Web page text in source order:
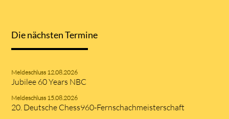
Die nächsten Termine
Meldeschluss 12.08.2026
Jubilee 60 Years NBC
Meldeschluss 15.08.2026
20. Deutsche Chess960-Fernschachmeisterschaft